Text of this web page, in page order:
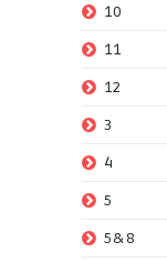
10
11
12
3
4
5
5&8